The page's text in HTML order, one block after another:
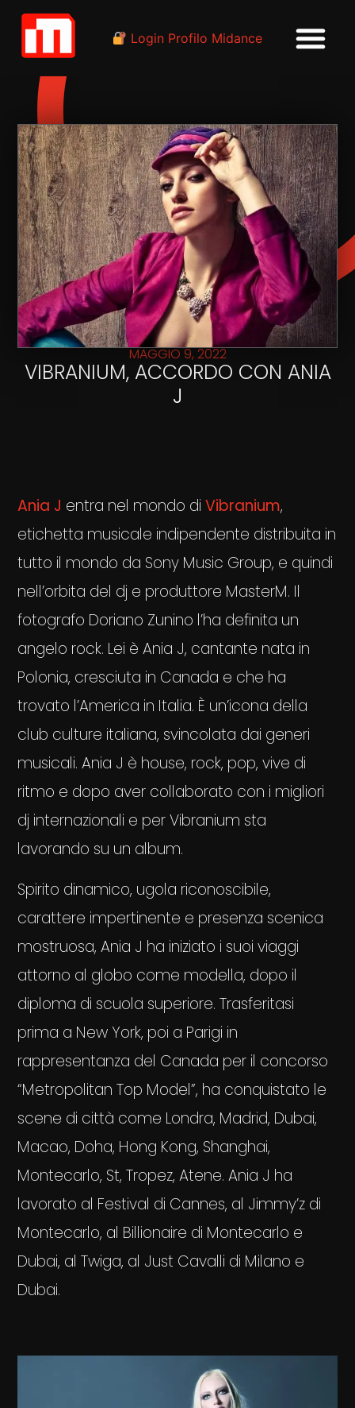
Login Profilo Midance
MAGGIO 9, 2022
VIBRANIUM, ACCORDO CON ANIA
J
Ania J entra nel mondo diVibranium,
etichetta musicale indipendente distribuita in
tutto il mondo da Sony Music Group, e quindi
nell’orbita del dj e produttore MasterM. Il
fotografo Doriano Zunino l’ha definita un
angelo rock. Lei è Ania J, cantante nata in
Polonia, cresciuta in Canada e che ha
trovato l’America in Italia. È un’icona della
club culture italiana, svincolata dai generi
musicali. Ania J è house, rock, pop, vive di
ritmo e dopo aver collaborato con i migliori
dj internazionali e per Vibranium sta
lavorando su un album.
Spirito dinamico, ugola riconoscibile,
carattere impertinente e presenza scenica
mostruosa, Ania J ha iniziato i suoi viaggi
attorno al globo come modella, dopo il
diploma di scuola superiore. Trasferitasi
prima a New York, poi a Parigi in
rappresentanza del Canada per il concorso
“Metropolitan Top Model”, ha conquistato le
scene di città come Londra, Madrid, Dubai,
Macao, Doha, Hong Kong, Shanghai,
Montecarlo, St, Tropez, Atene. Ania J ha
lavorato al Festival di Cannes, al Jimmy’z di
Montecarlo, al Billionaire di Montecarlo e
Dubai, al Twiga, al Just Cavalli di Milano e
Dubai.